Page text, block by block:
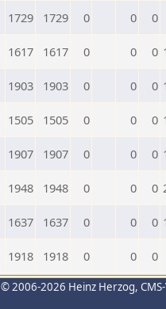
1729 1729 0 0 0
1617 1617 0 0 0
1903 1903 0 0 0
1505 1505 0 0 0
1907 1907 0 0 0
1948 1948 0 0 0
1637 1637 0 0 0
1918 1918 0 0 0
© 2006-2026 Heinz Herzog,